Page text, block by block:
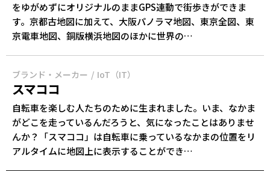
をゆがめずにオリジナルのままGPS連動で街歩きができま
す。京都古地図に加えて、大阪パノラマ地図、東京全図、東
京電車地図、銅版横浜地図のほかに世界の…
ブランド・メーカー IoT（IT）
スマココ
自転車を楽しむ人たちのために生まれました。いま、なかま
がどこを走っているんだろうと、気になったことはありませ
んか？「スマココ」は自転車に乗っているなかまの位置をリ
アルタイムに地図上に表示することができ…